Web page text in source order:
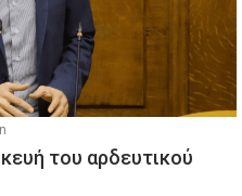
του αρδευτικού